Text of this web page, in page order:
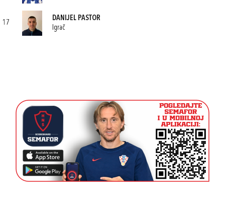
17
DANIJEL PASTOR
Igrač